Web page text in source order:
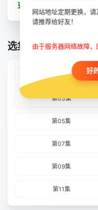
豆瓣：
选集播放
第01集
第03集
第05集
第07集
第09集
第11集
网站地址定期更换，请
请推荐给好友！
由于服务器网络故障
好